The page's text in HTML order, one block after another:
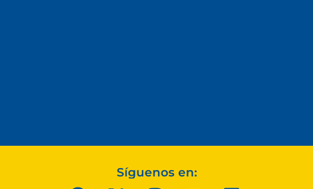
Síguenos en: